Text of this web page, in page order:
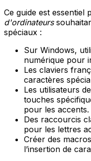
Ce guide est essentiel
d'ordinateurs
spéciaux :
Sur Windows,
numérique pour
Les claviers
caractères
Les utilisateurs
touches
pour les accents.
Des raccourcis
pour les lettres
Créer des
l’insertion de